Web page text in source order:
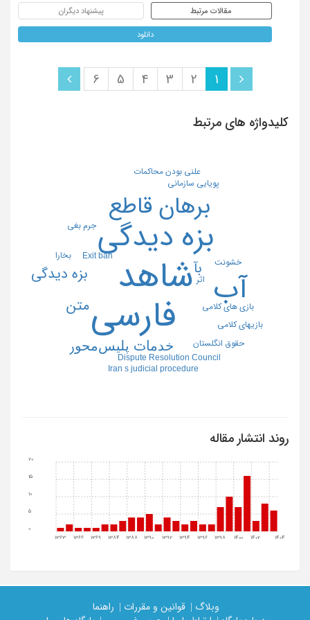
مقالات مرتبط پیشنهاد دیگران
دانلود
1
2
3
4
5
6
کلیدواژه های مرتبط
شاهد
فارسی
بزه دیدگی
آب
برهان قاطع
ﺧﺪﻣﺎت ﭘﻠﯿﺲﻣﺤﻮر
بآ بزه دیدگی
متن
Dispute Resolution Council
Exit ban
Iran s judicial procedure
بازی های کلامی
پویایی سازمانی
حقوق انگلستان
خشونت
علنی بودن محاکمات
اثر
بازیهای کلامی
بخارا
جرم بغی
روند انتشار مقاله
1363 1366 1369 1384 1388 1390 1392 1394 1396 1398 1400 1402 1404
0
5
10
15
20
وبلاگ | قوانین و مقررات |
راهنما